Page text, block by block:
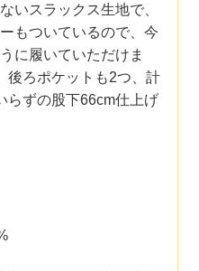
いスラックス生地で、
もついているので、今
に履いていただけま
後ろポケットも2つ、計
らずの股下66cm仕上げ